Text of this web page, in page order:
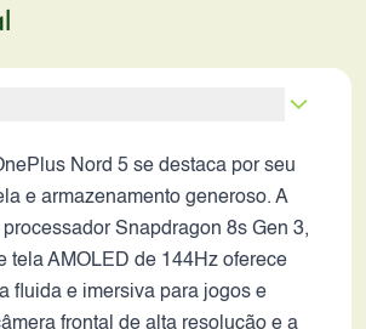
Nord 5 se destaca por seu
e armazenamento generoso. A
Snapdragon 8s Gen 3,
tela AMOLED de 144Hz oferece
fluida e imersiva para jogos e
frontal de alta resolução e a